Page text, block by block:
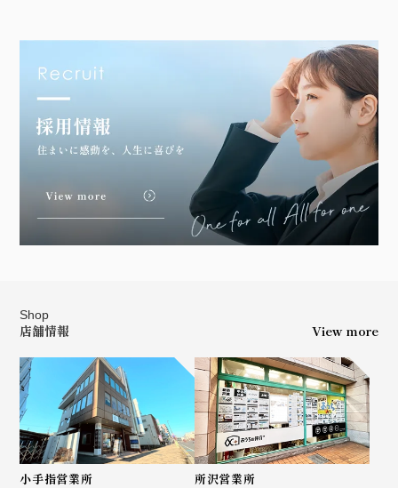
Shop
店舗情報 View more
小手指営業所 所沢営業所